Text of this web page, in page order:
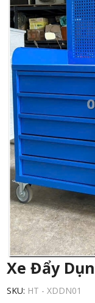
Xe Đẩy
SKU: HT - XDDN01